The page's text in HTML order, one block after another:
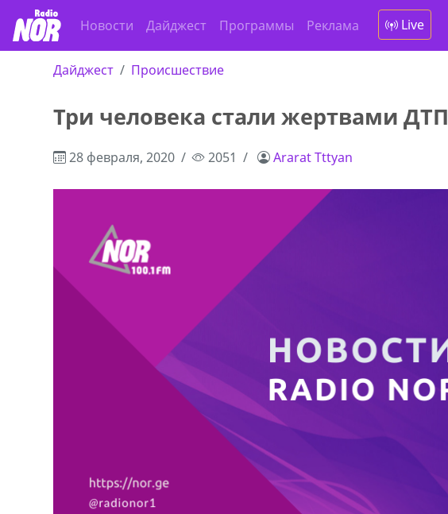
Новости Дайджест Программы Реклама Live
Дайджест Происшествие
Три человека стали жертвами ДТП
28 февраля, 2020 2051 Ararat Tttyan